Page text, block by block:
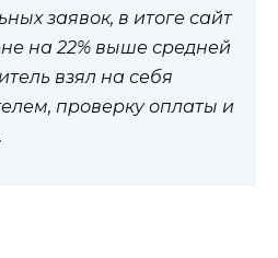
заявок, в итоге сайт
на 22% выше средней
взял на себя
проверку оплаты и